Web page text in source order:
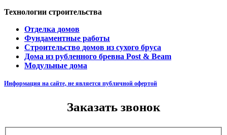
Технологии строительства
Отделка домов
Фундаментные работы
Строительство домов из сухого бруса
Дома из рубленного бревна Post & Beam
Модульные дома
Информация на сайте, не является публичной офертой
Заказать звонок